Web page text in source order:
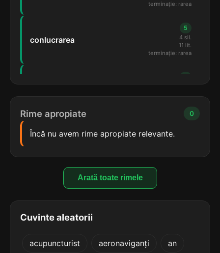
terminație: rarea
conlucrarea
5
4 sil.
11 lit.
terminație: rarea
4 sil.
descifrarea
exploararea
terminație: rarea
Rime apropiate 0
Încă nu avem rime apropiate relevante.
Arată toate rimele
Cuvinte aleatorii
acupuncturist aeronaviganți an